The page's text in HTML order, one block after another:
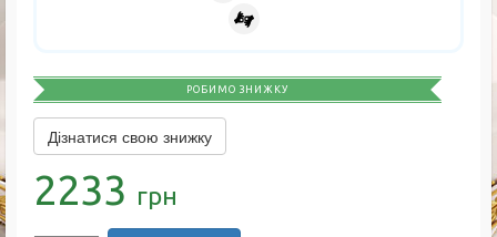
РОБИМО ЗНИЖКУ
Дізнатися свою знижку
2233 грн